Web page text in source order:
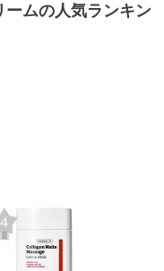
ムの人気ランキン